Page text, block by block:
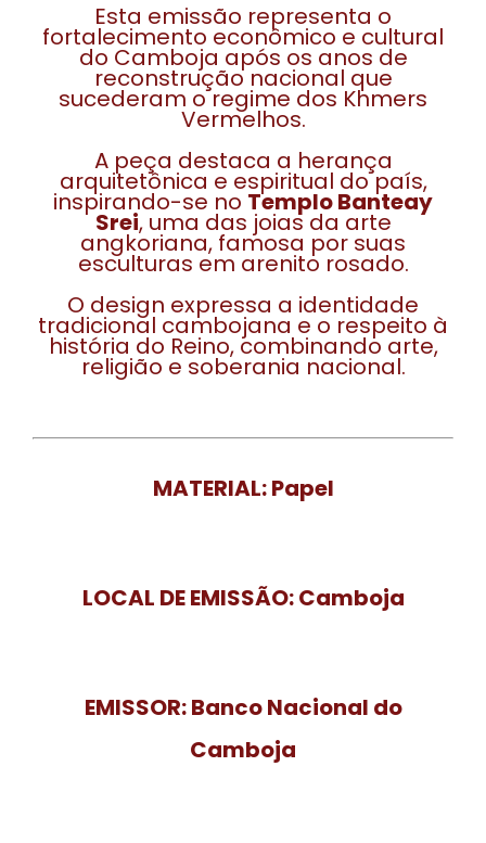
Esta emissão representa o
fortalecimento econômico e cultural
do Camboja após os anos de
reconstrução nacional que
sucederam o regime dos Khmers
Vermelhos.
A peça destaca a herança
arquitetônica e espiritual do país,
inspirando-se no Templo Banteay
Srei, uma das joias da arte
angkoriana, famosa por suas
esculturas em arenito rosado.
O design expressa a identidade
tradicional cambojana e o respeito à
história do Reino, combinando arte,
religião e soberania nacional.
MATERIAL:Papel
LOCAL DE EMISSÃO:Camboja
EMISSOR:Banco Nacional do
Camboja